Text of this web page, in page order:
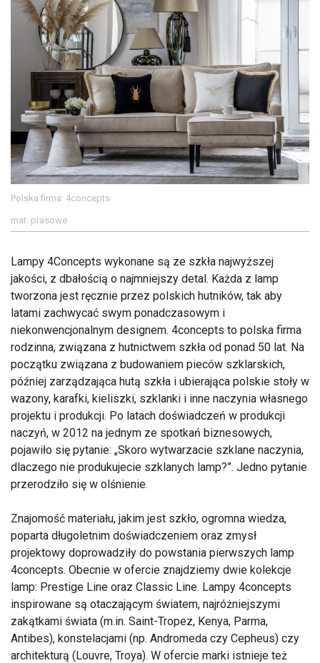
Polska firma: 4concepts
mat. prasowe
Lampy 4Concepts wykonane są ze szkła najwyższej
jakości, z dbałością o najmniejszy detal. Każda z lamp
tworzona jest ręcznie przez polskich hutników, tak aby
latami zachwycać swym ponadczasowym i
niekonwencjonalnym designem. 4concepts to polska firma
rodzinna, związana z hutnictwem szkła od ponad 50 lat. Na
początku związana z budowaniem pieców szklarskich,
później zarządzająca hutą szkła i ubierająca polskie stoły w
wazony, karafki, kieliszki, szklanki i inne naczynia własnego
projektu i produkcji. Po latach doświadczeń w produkcji
naczyń, w 2012 na jednym ze spotkań biznesowych,
pojawiło się pytanie: „Skoro wytwarzacie szklane naczynia,
dlaczego nie produkujecie szklanych lamp?”. Jedno pytanie
przerodziło się w olśnienie.
Znajomość materiału, jakim jest szkło, ogromna wiedza,
poparta długoletnim doświadczeniem oraz zmysł
projektowy doprowadziły do powstania pierwszych lamp
4concepts. Obecnie w ofercie znajdziemy dwie kolekcje
lamp: Prestige Line oraz Classic Line. Lampy 4concepts
inspirowane są otaczającym światem, najróżniejszymi
zakątkami świata (m.in. Saint-Tropez, Kenya, Parma,
Antibes), konstelacjami (np. Andromeda czy Cepheus) czy
architekturą (Louvre, Troya). W ofercie marki istnieje też